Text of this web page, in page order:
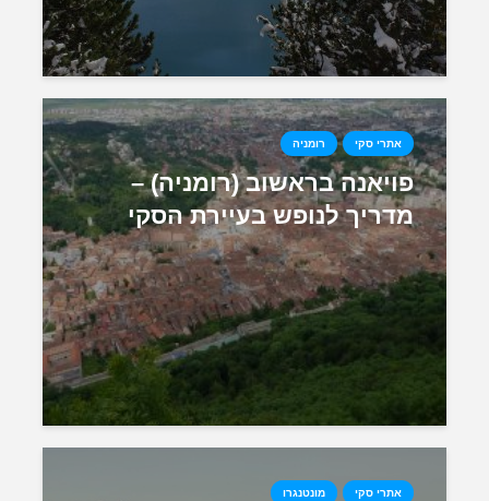
אתרי סקי רומניה
פויאנה בראשוב (רומניה) –
מדריך לנופש בעיירת הסקי
אתרי סקי מונטנגרו